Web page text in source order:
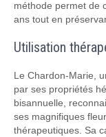
méthode permet de
ans tout en
Utilisation
Le Chardon-Marie,
par ses propriétés
bisannuelle,
ses magnifiques
thérapeutiques. Sa